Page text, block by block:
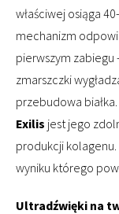
właściwej osiąga
mechanizm
pierwszym zabiegu
zmarszczki
przebudowa
Exilis jest jego
produkcji
wyniku którego
Ultradźwięki na